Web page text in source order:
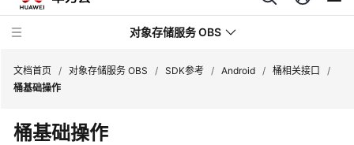
对象存储服务 OBS
最
新
文档首页 / 对象存储服务 OBS / SDK参考 / Android / 桶相关接口
/
桶基础操作
桶基础操作